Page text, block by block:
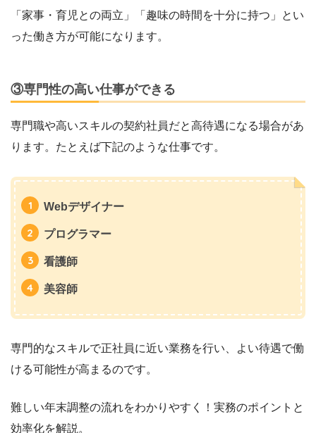
「家事・育児との両立」「趣味の時間を十分に持つ」とい
った働き方が可能になります。
③専門性の高い仕事ができる
専門職や高いスキルの契約社員だと高待遇になる場合があ
ります。たとえば下記のような仕事です。
Webデザイナー
プログラマー
看護師
美容師
専門的なスキルで正社員に近い業務を行い、よい待遇で働
ける可能性が高まるのです。
難しい年末調整の流れをわかりやすく！実務のポイントと
効率化を解説。